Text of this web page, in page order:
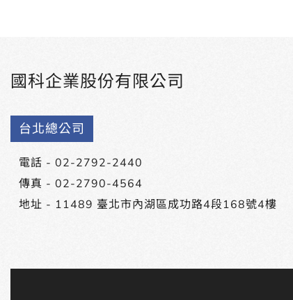
國科企業股份有限公司
台北總公司
電話 - 02-2792-2440
傳真 - 02-2790-4564
地址 - 11489 臺北市內湖區成功路4段168號4樓